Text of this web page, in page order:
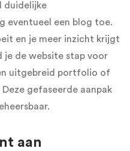
duidelijke
eventueel een blog toe.
en je meer inzicht krijgt
je de website stap voor
uitgebreid portfolio of
gefaseerde aanpak
aan